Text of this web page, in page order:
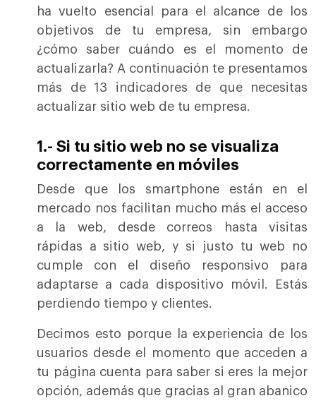
ha vuelto esencial para el alcance de los
objetivos de tu empresa, sin embargo
¿cómo saber cuándo es el momento de
actualizarla? A continuación te presentamos
más de 13 indicadores de que necesitas
actualizar sitio web de tu empresa.
1.- Si tu sitio web no se visualiza
correctamente en móviles
Desde que los smartphone están en el
mercado nos facilitan mucho más el acceso
a la web, desde correos hasta visitas
rápidas a sitio web, y si justo tu web no
cumple con el diseño responsivo para
adaptarse a cada dispositivo móvil. Estás
perdiendo tiempo y clientes.
Decimos esto porque la experiencia de los
usuarios desde el momento que acceden a
tu página cuenta para saber si eres la mejor
opción, además que gracias al gran abanico